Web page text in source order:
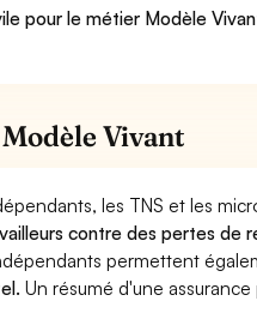
pour le métier Modèle
Vivant
les TNS et les
contre des pertes de
permettent
Un résumé d'une